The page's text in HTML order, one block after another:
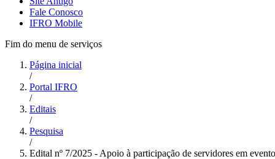
Fale Conosco
IFRO Mobile
Fim do menu de serviços
Página inicial
/
Portal IFRO
/
Editais
/
Pesquisa
/
Edital nº 7/2025 - Apoio à participação de servidores em